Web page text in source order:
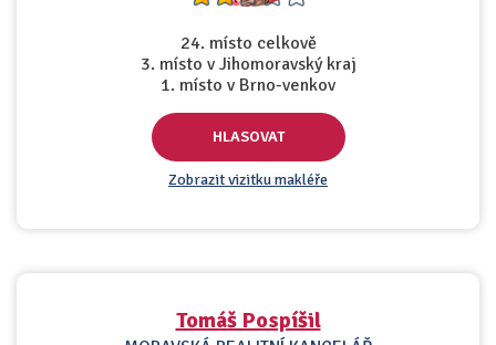
24. místo celkově
3. místo v Jihomoravský kraj
1. místo v Brno-venkov
HLASOVAT
Zobrazit vizitku makléře
Tomáš Pospíšil